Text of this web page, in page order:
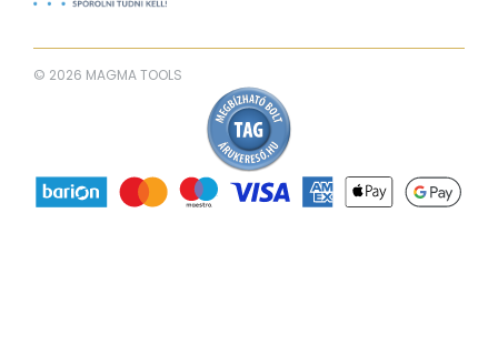
© 2026 MAGMA TOOLS